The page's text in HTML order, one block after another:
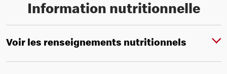
Information nutritionnelle
Voir les renseignements nutritionnels